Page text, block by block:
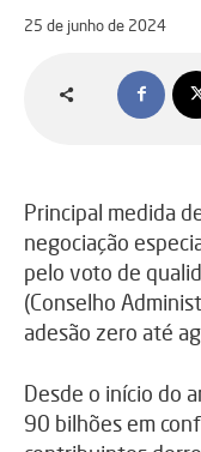
25 de junho de 2024
Principal medida
negociação
pelo voto de
(Conselho
adesão zero até
Desde o início do
90 bilhões em